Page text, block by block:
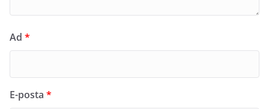
Ad *
E-posta *